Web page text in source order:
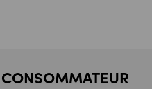
CONSOMMATEUR